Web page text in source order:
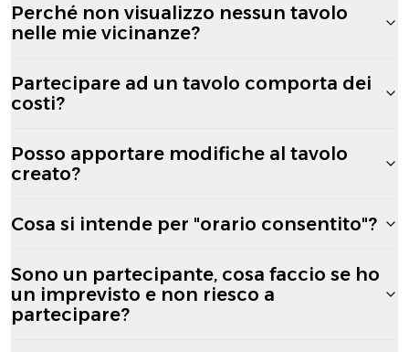
Perché non visualizzo nessun tavolo
nelle mie vicinanze?
Partecipare ad un tavolo comporta dei
costi?
Posso apportare modifiche al tavolo
creato?
Cosa si intende per "orario consentito"?
Sono un partecipante, cosa faccio se ho
un imprevisto e non riesco a
partecipare?